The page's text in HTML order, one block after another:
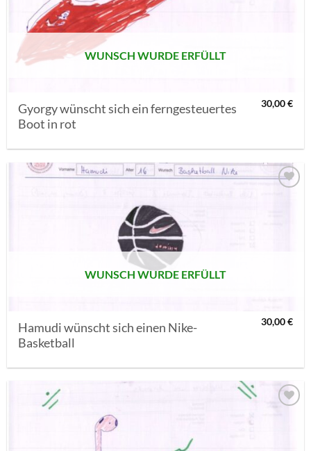
WUNSCH WURDE ERFÜLLT
Gyorgy wünscht sich ein ferngesteuertes
Boot in rot
30,00€
WUNSCH WURDE ERFÜLLT
Hamudi wünscht sich einen Nike-
Basketball
30,00€